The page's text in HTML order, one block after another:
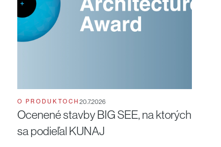
O PRODUKTOCH20.7.2026
Ocenené stavby BIG SEE, na ktorých
sa podieľal KUNAJ